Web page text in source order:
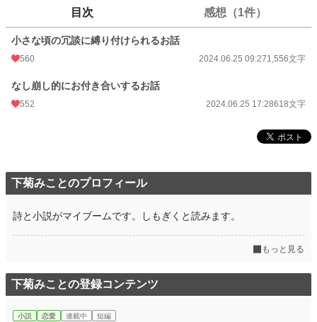
2,174
更新日時 2024.06.25 17:28
初回公開日時
初回完結日時 2024.06.27 10:22
週間ポイント
累計ポイント 203,844 pt (19,722 位)
目次 感想（1件）
小さな頃の冗談に縛り付けられるお話
560 2024.06.25 09:271,556文字
なし崩し的にお付き合いするお話
552 2024.06.25 17:28618文字
下菊みことのプロフィール
詩と小説がマイブームです。しもぎくと読みます。
もっと見る
下菊みことの登録コンテンツ
小説 恋愛 連載中 短編